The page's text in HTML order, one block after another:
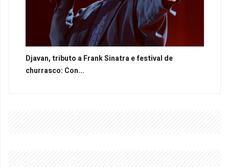
Djavan, tributo a Frank Sinatra e festival de
churrasco: Con...